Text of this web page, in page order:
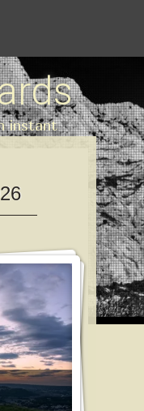
instant